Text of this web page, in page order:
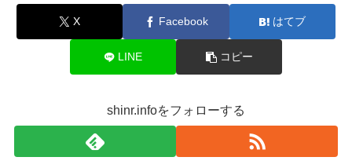
X Facebook はてブ
LINE コピー
shinr.infoをフォローする